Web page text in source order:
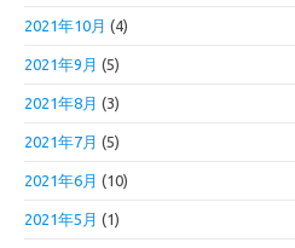
2021年10月 (4)
2021年9月 (5)
2021年8月 (3)
2021年7月 (5)
2021年6月 (10)
2021年5月 (1)